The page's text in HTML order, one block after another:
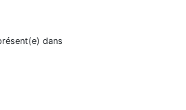
dans